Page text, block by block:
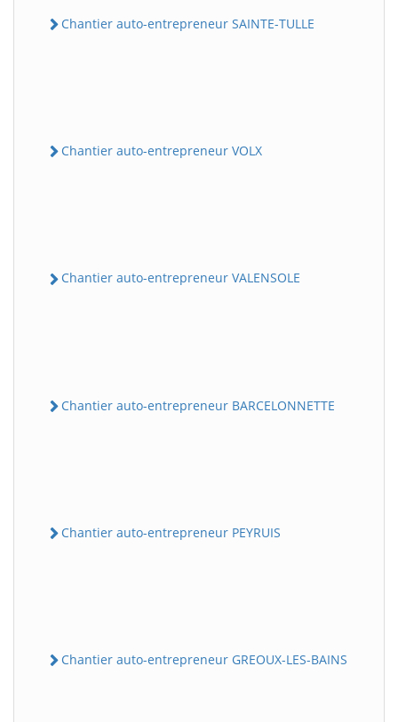
Chantier auto-entrepreneur SAINTE-TULLE
Chantier auto-entrepreneur VOLX
Chantier auto-entrepreneur VALENSOLE
Chantier auto-entrepreneur BARCELONNETTE
Chantier auto-entrepreneur PEYRUIS
Chantier auto-entrepreneur GREOUX-LES-BAINS